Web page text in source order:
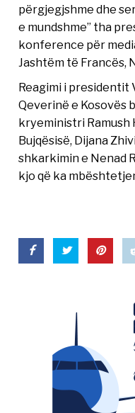
përgjegjshme dhe
e mundshme” tha
konference për
Jashtëm të Francës,
Reagimi i presidentit
Qeverinë e Kosovës
kryeministri Ramush
Bujqësisë, Dijana
shkarkimin e Nenad
kjo që ka